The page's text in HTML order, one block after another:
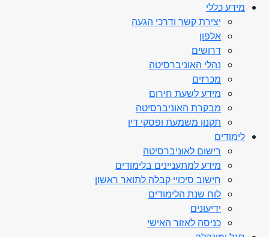
מידע כללי
יצירת קשר ודרכי הגעה
אלפון
דרושים
נהלי האוניברסיטה
מכרזים
מידע לשעת חירום
מבקרת האוניברסיטה
תקנון משמעת ופסקי דין
לימודים
רישום לאוניברסיטה
מידע למתעניינים בלימודים
חישוב סיכויי קבלה לתואר ראשון
לוח שנת הלימודים
ידיעונים
כניסה לאזור האישי